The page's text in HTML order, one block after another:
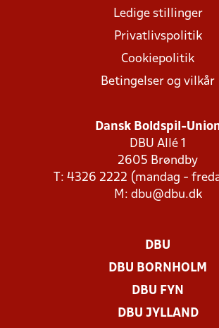
Ledige stillinger
Privatlivspolitik
Cookiepolitik
Betingelser og vilkår
Dansk Boldspil-
DBU Allé 1
2605 Brøndby
T: 4326 2222 (mandag -
M: dbu@dbu.dk
DBU
DBU BORNHOLM
DBU FYN
DBU JYLLAND